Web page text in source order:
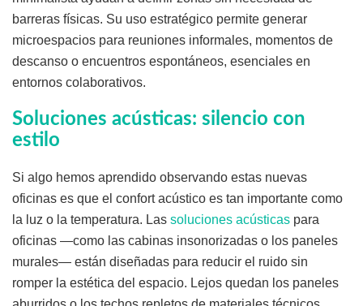
barreras físicas. Su uso estratégico permite generar
microespacios para reuniones informales, momentos de
descanso o encuentros espontáneos, esenciales en
entornos colaborativos.
Soluciones acústicas: silencio con
estilo
Si algo hemos aprendido observando estas nuevas
oficinas es que el confort acústico es tan importante como
la luz o la temperatura. Las soluciones acústicas para
oficinas —como las cabinas insonorizadas o los paneles
murales— están diseñadas para reducir el ruido sin
romper la estética del espacio. Lejos quedan los paneles